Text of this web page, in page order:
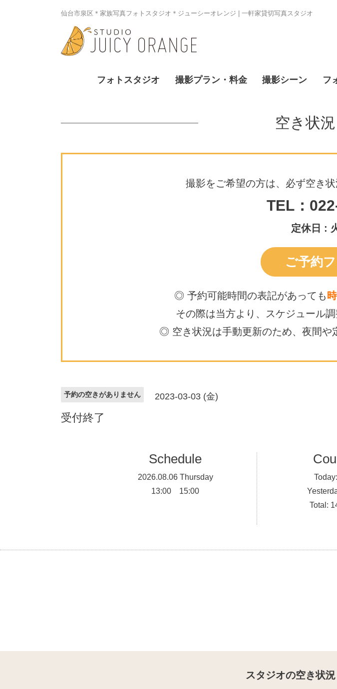
仙台市泉区＊家族写真フォトスタジオ＊ジューシーオレンジ | 一軒家貸切写真スタジオ
フォトスタジオ 撮影プラン・料金 撮影シーン フ
空き状
撮影をご希望の方は、必ず空き
TEL：
定休日 :
ご予約
◎ 予約可能時間の表記があっても
その際は当方より、スケジュール
◎ 空き状況は手動更新のため、 夜間や
予約の空きがありません 2023-03-03 (金)
受付終了
Schedule
2026.08.06 Thursday
13:00 15:00
Today:
Total:
スタジオの空き状